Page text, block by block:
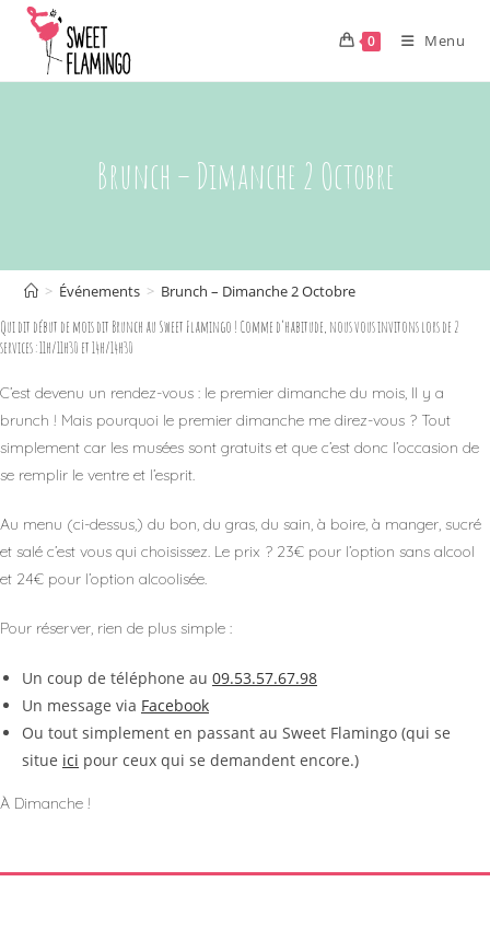
Skip
content
0 Menu
Brunch – Dimanche 2 Octobre
> Événements > Brunch – Dimanche 2 Octobre
Qui dit début de mois dit Brunch au Sweet Flamingo ! Comme d’habitude, nous vous invitons lors de 2
services : 11h/11h30 et 14h/14h30
C’est devenu un rendez-vous : le premier dimanche du mois, Il y a
brunch ! Mais pourquoi le premier dimanche me direz-vous ? Tout
simplement car les musées sont gratuits et que c’est donc l’occasion de
se remplir le ventre et l’esprit.
Au menu (ci-dessus,) du bon, du gras, du sain, à boire, à manger, sucré
et salé c’est vous qui choisissez. Le prix ? 23€ pour l’option sans alcool
et 24€ pour l’option alcoolisée.
Pour réserver, rien de plus simple :
Un coup de téléphone au 09.53.57.67.98
Un message via Facebook
Ou tout simplement en passant au Sweet Flamingo (qui se
situe ici pour ceux qui se demandent encore.)
À Dimanche !